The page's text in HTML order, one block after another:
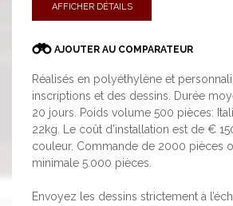
AFFICHER DÉTAILS
AJOUTER AU COMPARATEUR
Réalisés en polyéthylène et
inscriptions et des dessins. Durée
20 jours. Poids volume 500 pièces:
22kg. Le coût d’installation est de €
couleur. Commande de 2000 pièces
minimale 5.000 pièces.
Envoyez les dessins strictement à